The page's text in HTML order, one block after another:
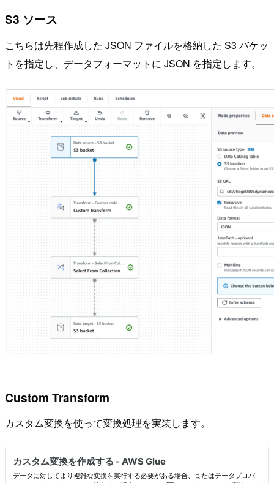
S3 ソース
こちらは先程作成した JSON ファイルを格納した S3 バケッ
トを指定し、データフォーマットに JSON を指定します。
Custom Transform
カスタム変換を使って変換処理を実装します。